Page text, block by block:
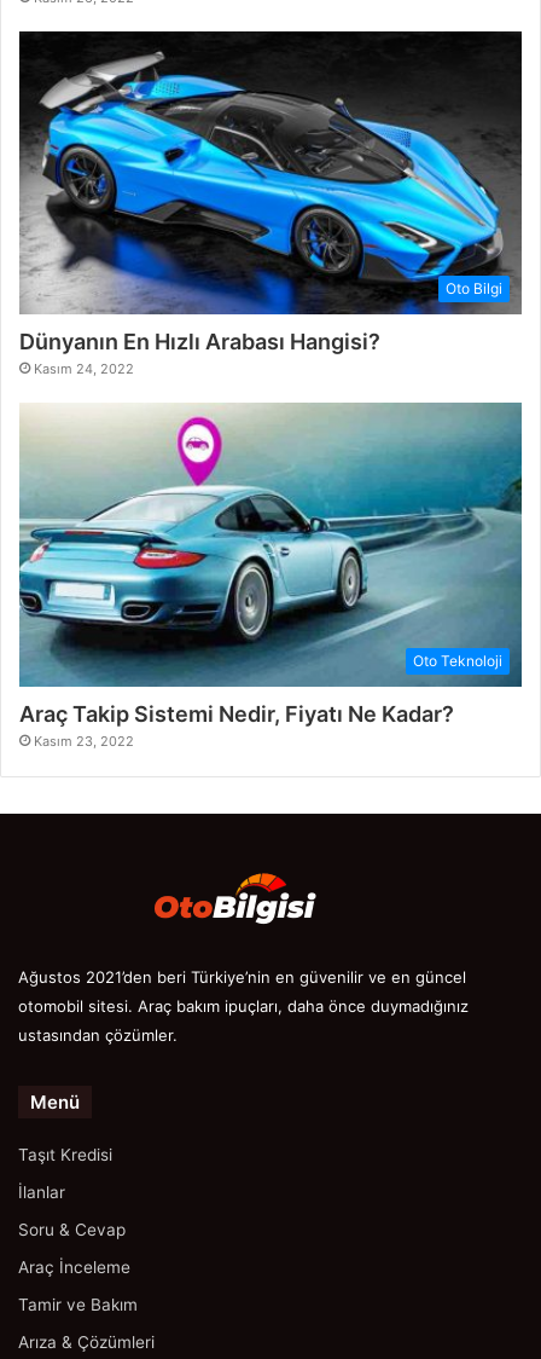
Oto Bilgi
Dünyanın En Hızlı Arabası Hangisi?
Kasım 24, 2022
Oto Teknoloji
Araç Takip Sistemi Nedir, Fiyatı Ne Kadar?
Kasım 23, 2022
Ağustos 2021’den beri Türkiye’nin en güvenilir ve en güncel
otomobil sitesi. Araç bakım ipuçları, daha önce duymadığınız
ustasından çözümler.
Menü
Taşıt Kredisi
İlanlar
Soru & Cevap
Araç İnceleme
Tamir ve Bakım
Arıza & Çözümleri